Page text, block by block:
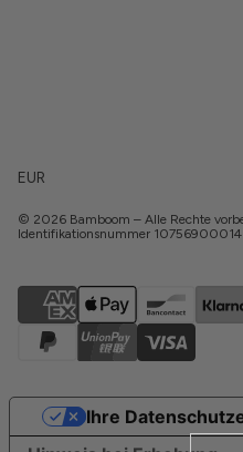
EUR
© 2026 Bamboom – Alle Rechte
Identifikationsnummer 10756900014
Ihre